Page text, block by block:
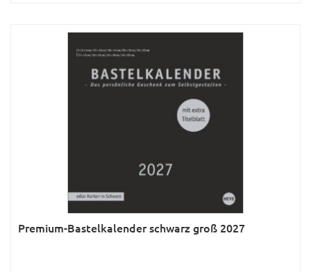
Premium-Bastelkalender schwarz groß 2027